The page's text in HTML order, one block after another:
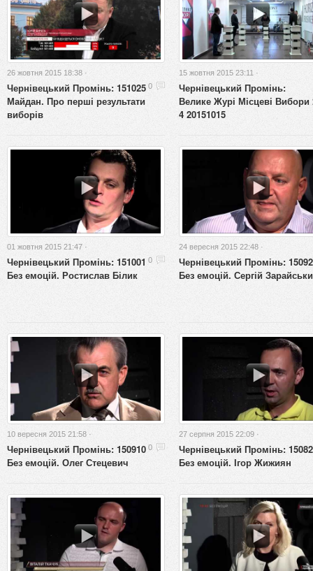
26 жовтня 2015 18:38 ·
0
Чернівецький Промінь: 151025
Майдан. Про перші результати
виборів
15 жовтня 2015 23:11 ·
Чернівецький Промінь:
Велике Журі Місцеві Вибори
4 20151015
01 жовтня 2015 21:47 ·
0
Чернівецький Промінь: 151001
Без емоцій. Ростислав Білик
24 вересня 2015 22:48 ·
Чернівецький Промінь:
Без емоцій. Сергій
10 вересня 2015 21:58 ·
0
Чернівецький Промінь: 150910
Без емоцій. Олег Стецевич
27 серпня 2015 22:09 ·
Чернівецький Промінь:
Без емоцій. Ігор Жижиян